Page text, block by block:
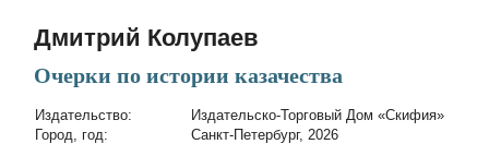
Дмитрий Колупаев
Очерки по истории казачества
Издательство:
Издательско-Торговый Дом «Скифия»
Город, год:
Санкт-Петербург, 2026